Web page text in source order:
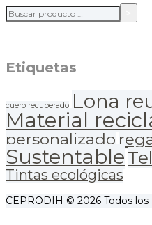
Etiquetas
cuero recuperado Lona
Material
personalizado
Sustentable
Tintas ecológicas
CEPRODIH © 2026 Todos